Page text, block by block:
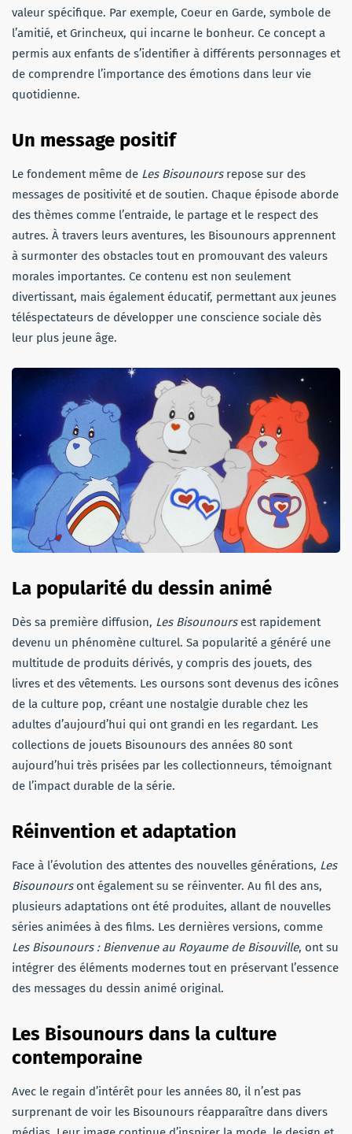
valeur spécifique. Par exemple, Coeur en Garde, symbole de
l’amitié, et Grincheux, qui incarne le bonheur. Ce concept a
permis aux enfants de s’identifier à différents personnages et
de comprendre l’importance des émotions dans leur vie
quotidienne.
Un message positif
Le fondement même de Les Bisounoursrepose sur des
messages de positivité et de soutien. Chaque épisode aborde
des thèmes comme l’entraide, le partage et le respect des
autres. À travers leurs aventures, les Bisounours apprennent
à surmonter des obstacles tout en promouvant des valeurs
morales importantes. Ce contenu est non seulement
divertissant, mais également éducatif, permettant aux jeunes
téléspectateurs de développer une conscience sociale dès
leur plus jeune âge.
La popularité du dessin animé
Dès sa première diffusion, Les Bisounoursest rapidement
devenu un phénomène culturel. Sa popularité a généré une
multitude de produits dérivés, y compris des jouets, des
livres et des vêtements. Les oursons sont devenus des icônes
de la culture pop, créant une nostalgie durable chez les
adultes d’aujourd’hui qui ont grandi en les regardant. Les
collections de jouets Bisounours des années 80 sont
aujourd’hui très prisées par les collectionneurs, témoignant
de l’impact durable de la série.
Réinvention et adaptation
Face à l’évolution des attentes des nouvelles générations, Les
Bisounoursont également su se réinventer. Au fil des ans,
plusieurs adaptations ont été produites, allant de nouvelles
séries animées à des films. Les dernières versions, comme
Les Bisounours : Bienvenue au Royaume de Bisouville, ont su
intégrer des éléments modernes tout en préservant l’essence
des messages du dessin animé original.
Les Bisounours dans la culture
contemporaine
Avec le regain d’intérêt pour les années 80, il n’est pas
surprenant de voir les Bisounours réapparaître dans divers